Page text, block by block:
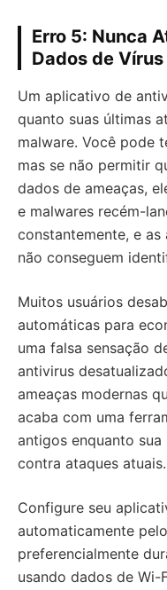
Erro 5: Nunca
Dados de Vírus
Um aplicativo de
quanto suas últimas
malware. Você pode
mas se não permitir
dados de ameaças,
e malwares recém-
constantemente, e
não conseguem
Muitos usuários
automáticas para
uma falsa sensação
antivirus
ameaças modernas
acaba com uma
antigos enquanto
contra ataques atuais.
Configure seu
automaticamente
preferencialmente
usando dados de Wi-